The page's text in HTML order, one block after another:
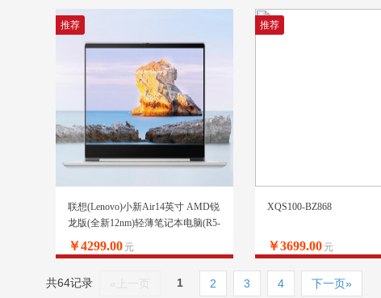
推荐
联想(Lenovo)小新Air14英寸 AMD锐
龙版(全新12nm)轻薄笔记本电脑(R5-
3500U 12G 512G PCIE IPS)轻奢灰
￥4299.00 元
推荐
XQS100-BZ868
￥3699.00 元
共64记录 «上一页 1 2 3 4 下一页»